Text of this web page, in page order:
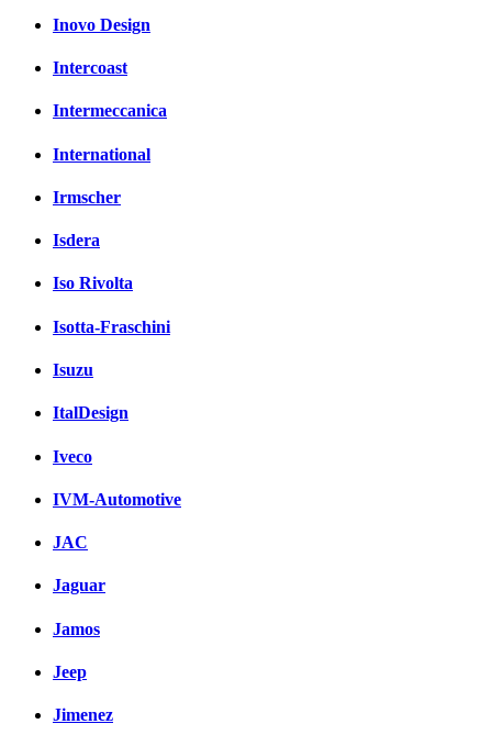
Inovo Design
Intercoast
Intermeccanica
International
Irmscher
Isdera
Iso Rivolta
Isotta-Fraschini
Isuzu
ItalDesign
Iveco
IVM-Automotive
JAC
Jaguar
Jamos
Jeep
Jimenez